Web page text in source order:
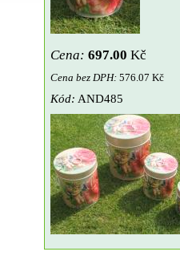
Cena: 697.00 Kč
Cena bez DPH:576.07 Kč
Kód: AND485